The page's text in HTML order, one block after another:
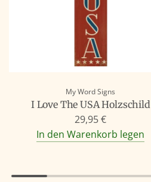
My Word Signs
I Love The USA Holzschild
29,95 €
In den Warenkorb legen